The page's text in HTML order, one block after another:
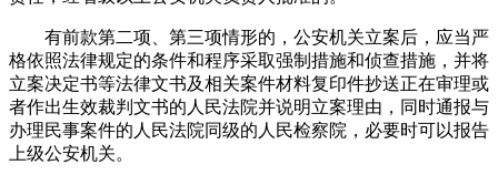
有前款第二项、第三项情形的，公安机关立案后，应当严
格依照法律规定的条件和程序采取强制措施和侦查措施，并将
立案决定书等法律文书及相关案件材料复印件抄送正在审理或
者作出生效裁判文书的人民法院并说明立案理由，同时通报与
办理民事案件的人民法院同级的人民检察院，必要时可以报告
上级公安机关。